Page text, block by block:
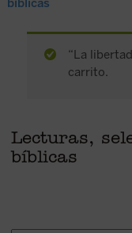
bíblicas
“La
carrito.
Lecturas,
bíblicas